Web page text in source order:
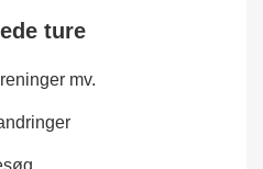
ture
mv.